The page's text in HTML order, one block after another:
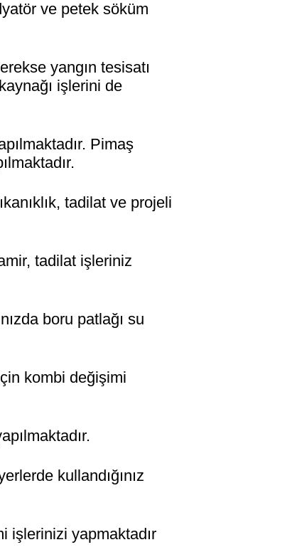
ve petek söküm
yangın tesisatı
işlerini de
Pimaş
tadilat ve projeli
tadilat işleriniz
boru patlağı su
kombi değişimi
kullandığınız
işlerinizi yapmaktadır